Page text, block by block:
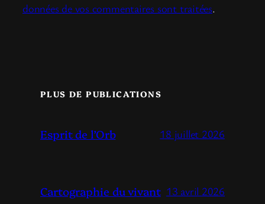
données de vos commentaires sont traitées.
PLUS DE PUBLICATIONS
Esprit de l’Orb 18 juillet 2026
Cartographie du vivant 13 avril 2026